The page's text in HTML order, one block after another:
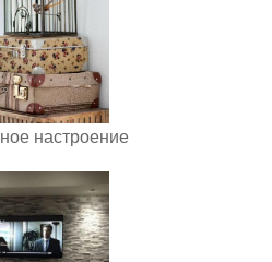
настроение